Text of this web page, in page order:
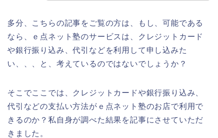
多分、こちらの記事をご覧の方は、もし、可能である
なら、ｅ点ネット塾のサービスは、クレジットカード
や銀行振り込み、代引などを利用して申し込みた
い、、、と、考えているのではないでしょうか？
そこでここでは、クレジットカードや銀行振り込み、
代引などの支払い方法がｅ点ネット塾のお店で利用で
きるのか？私自身が調べた結果を記事にさせていただ
きました。